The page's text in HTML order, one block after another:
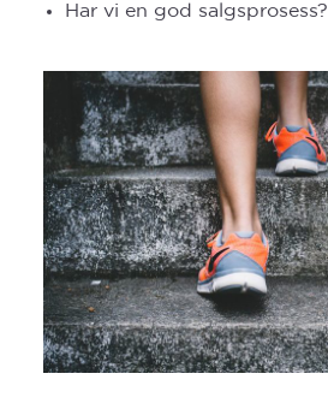
Har vi en god salgsprosess?